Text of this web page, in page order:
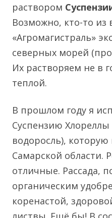
раствором
Возможно, кто-то из
«Агромагистраль»
северных морей
Их растворяем не в
теплой.
В прошлом году я
Суспензию Хлореллы
водоросль), которую
Самарской области.
отличные. Рассада,
органическим
коренастой,